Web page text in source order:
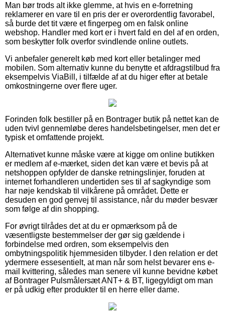
Man bør trods alt ikke glemme, at hvis en e-forretning
reklamerer en vare til en pris der er overordentlig favorabel,
så burde det tit være et fingerpeg om en falsk online
webshop. Handler med kort er i hvert fald en del af en orden,
som beskytter folk overfor svindlende online outlets.
Vi anbefaler generelt køb med kort eller betalinger med
mobilen. Som alternativ kunne du benytte et afdragstilbud fra
eksempelvis ViaBill, i tilfælde af at du higer efter at betale
omkostningerne over flere uger.
Forinden folk bestiller på en Bontrager butik på nettet kan de
uden tvivl gennemløbe deres handelsbetingelser, men det er
typisk et omfattende projekt.
Alternativet kunne måske være at kigge om online butikken
er medlem af e-mærket, siden det kan være et bevis på at
netshoppen opfylder de danske retningslinjer, foruden at
internet forhandleren undertiden ses til af sagkyndige som
har nøje kendskab til vilkårene på området. Dette er
desuden en god genvej til assistance, når du møder besvær
som følge af din shopping.
For øvrigt tilrådes det at du er opmærksom på de
væsentligste bestemmelser der gør sig gældende i
forbindelse med ordren, som eksempelvis den
ombytningspolitik hjemmesiden tilbyder. I den relation er det
ydermere essesentielt, at man når som helst bevarer ens e-
mail kvittering, således man senere vil kunne bevidne købet
af Bontrager Pulsmålersæt ANT+ & BT, ligegyldigt om man
er på udkig efter produkter til en herre eller dame.